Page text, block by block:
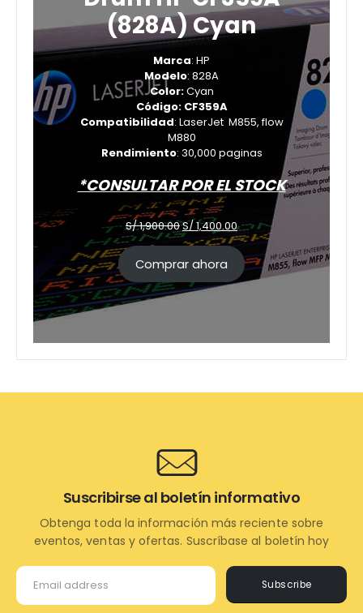
(828A) Cyan
Marca: HP
Modelo: 828A
Color:Cyan
Código: CF359A
Compatibilidad: LaserJet M855, flow
M880
Rendimiento: 30,000 paginas
*CONSULTAR POR EL STOCK
S/1,900.00El
precio
original
era:
S/ 1,900.00.
S/1,400.00El
precio
actual
es:
S/ 1,400.00.
Comprar ahora
Subscribe
Suscribirse al boletín informativo
Obtenga toda la información más reciente sobre
eventos, ventas y ofertas. Suscríbase al boletín hoy